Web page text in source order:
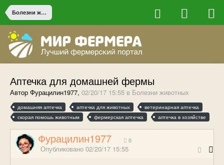
Болезни животных
Аптечка для домашней фермы
Автор Фурацилин1977, 02/20/17 15:55 в Болезни животных
домашняя аптечка аптечка для животных
ветеринарная аптечка
скорая помошь животным
фермерская аптечка аптечка в хозяйстве
Фурацилин1977 0
Опубликовано 02/20/17 15:55